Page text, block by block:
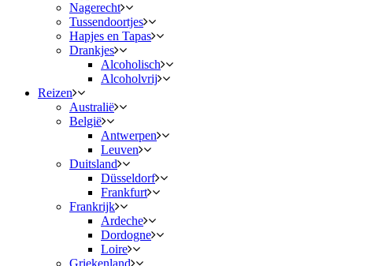
Nagerecht
Tussendoortjes
Hapjes en Tapas
Drankjes
Alcoholisch
Alcoholvrij
Reizen
Australië
België
Antwerpen
Leuven
Duitsland
Düsseldorf
Frankfurt
Frankrijk
Ardeche
Dordogne
Loire